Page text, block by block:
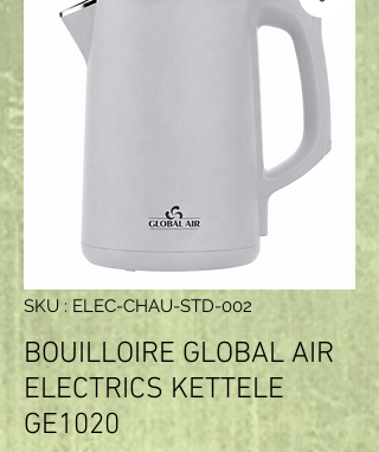
SKU : ELEC-CHAU-STD-002
BOUILLOIRE GLOBAL AIR
ELECTRICS KETTELE
GE1020